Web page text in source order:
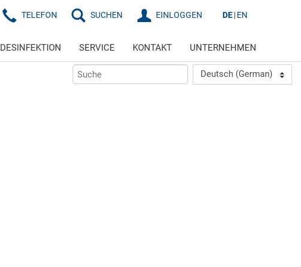
TELEFON SUCHEN EINLOGGEN DE EN
DESINFEKTION SERVICE KONTAKT UNTERNEHMEN